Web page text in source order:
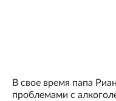
В свое время папа
проблемами с